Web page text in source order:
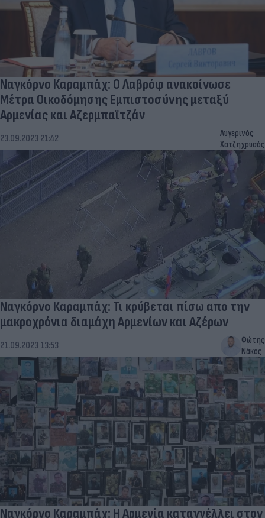
Ναγκόρνο Καραμπάχ: Ο Λαβρόφ ανακοίνωσε
Μέτρα Οικοδόμησης Εμπιστοσύνης μεταξύ
Αρμενίας και Αζερμπαϊτζάν
23.09.2023 21:42
Αυγερινός
Χατζηχρυσός
Ναγκόρνο Καραμπάχ: Τι κρύβεται πίσω απο την
μακροχρόνια διαμάχη Αρμενίων και Αζέρων
21.09.2023 13:53
Φώτης
Νάκος
Ναγκόρνο Καραμπάχ: Η Αρμενία καταγγέλλει στον